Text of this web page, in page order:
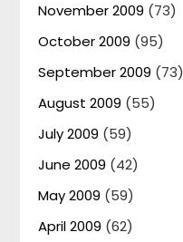
November 2009 (73)
October 2009 (95)
September 2009 (73)
August 2009 (55)
July 2009 (59)
June 2009 (42)
May 2009 (59)
April 2009 (62)